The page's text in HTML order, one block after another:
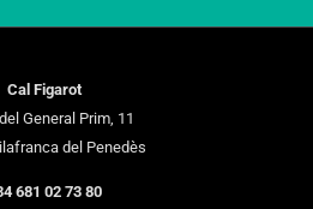
Cal Figarot
General Prim, 11
del Penedès
681 02 73 80